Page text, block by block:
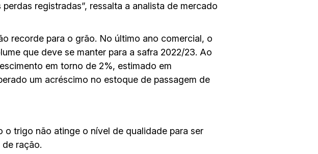
registradas”, ressalta a analista de mercado
recorde para o grão. No último ano comercial, o
que deve se manter para a safra 2022/23. Ao
em torno de 2%, estimado em
um acréscimo no estoque de passagem de
trigo não atinge o nível de qualidade para ser
ração.